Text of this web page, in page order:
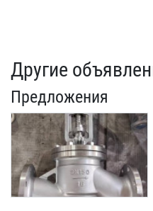
Другие
Предложения